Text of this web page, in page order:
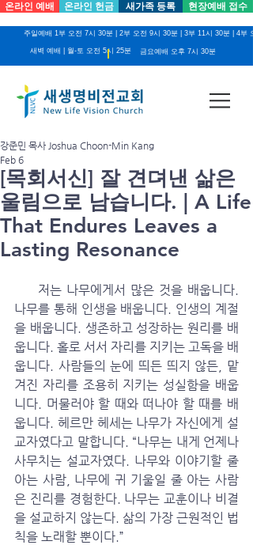
온라인 예배 온라인 헌금 새가족 등록 현장예배 접수
새벽 예배 | 월-토 오전 5시 25분
주일예배 1부 오전 7시 30분 | 2부 오전 9시 30분 | 3부 11시 30분 | 4부
금요예배 오후 7시 30분
[목회서신] 잘 견뎌낸 삶은
울림으로 남습니다. | A Life
That Endures Leaves a
Lasting Resonance
강준민 목사 Joshua Choon-Min Kang
Feb 6
저는 나무에게서 많은 것을 배웁니다.
나무를 통해 인생을 배웁니다. 인생의 계절
을 배웁니다. 생존하고 성장하는 원리를 배
웁니다. 홀로 서서 자리를 지키는 고독을 배
웁니다. 사람들의 눈에 띄든 띄지 않든, 맡
겨진 자리를 조용히 지키는 성실함을 배웁
니다. 머물러야 할 때와 떠나야 할 때를 배
웁니다. 헤르만 헤세는 나무가 자신에게 설
교자였다고 말합니다. “나무는 내게 언제나
사무치는 설교자였다. 나무와 이야기할 줄
아는 사람, 나무에 귀 기울일 줄 아는 사람
은 진리를 경험한다. 나무는 교훈이나 비결
을 설교하지 않는다. 삶의 가장 근원적인 법
칙을 노래할 뿐이다.”